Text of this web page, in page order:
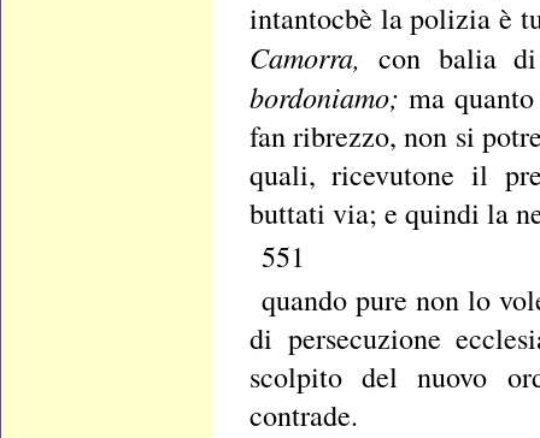
intantocbè la polizia è
Camorra, con balia
bordoniamo; ma
fan ribrezzo, non si
quali, ricevutone il
buttati via; e quindi la
551
quando pure non lo
di persecuzione
scolpito del nuovo
contrade.